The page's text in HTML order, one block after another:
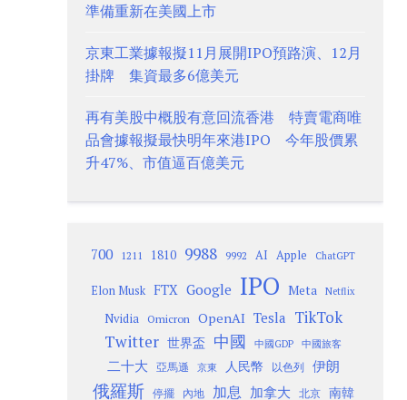
準備重新在美國上市
京東工業據報擬11月展開IPO預路演、12月
掛牌 集資最多6億美元
再有美股中概股有意回流香港 特賣電商唯
品會據報擬最快明年來港IPO 今年股價累
升47%、市值逼百億美元
700 1211 1810 9988 9992 AI Apple ChatGPT
Elon Musk FTX Google IPO Meta Netflix
Nvidia Omicron OpenAI Tesla TikTok
Twitter 世界盃 中國 中國GDP 中國旅客
二十大 亞馬遜 京東 人民幣 以色列 伊朗
俄羅斯 停擺 內地 加息 加拿大 北京
南韓